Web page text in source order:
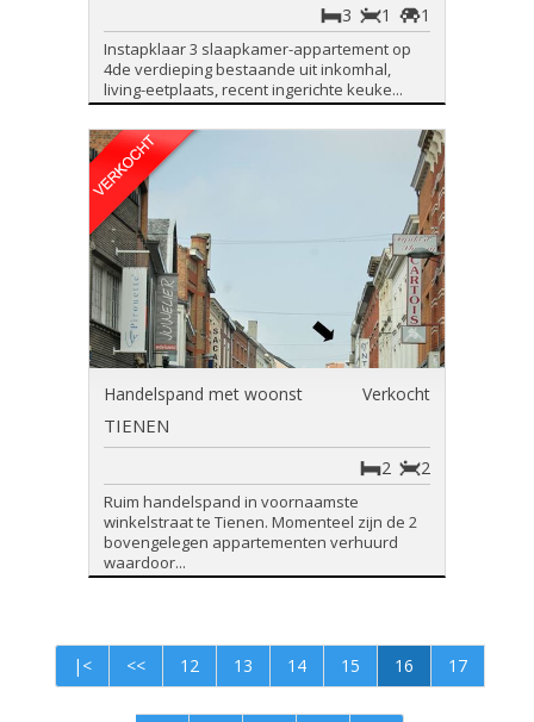
1
1
3
Instapklaar 3 slaapkamer-appartement op
4de verdieping bestaande uit inkomhal,
living-eetplaats, recent ingerichte keuke...
Handelspand met woonst Verkocht
TIENEN
2
2
Ruim handelspand in voornaamste
winkelstraat te Tienen. Momenteel zijn de 2
bovengelegen appartementen verhuurd
waardoor...
|< << 12 13 14 15 16 17